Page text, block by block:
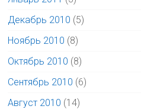
Декабрь 2010 (5)
Ноябрь 2010 (8)
Октябрь 2010 (8)
Сентябрь 2010 (6)
Август 2010 (14)